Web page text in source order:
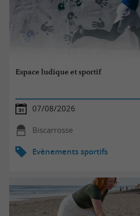
Espace ludique et sportif
07/08/2026
Biscarrosse
Evènements sportifs